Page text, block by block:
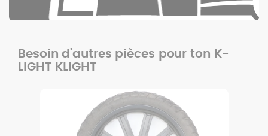
Besoin d'autres pièces pour ton K-
LIGHT KLIGHT